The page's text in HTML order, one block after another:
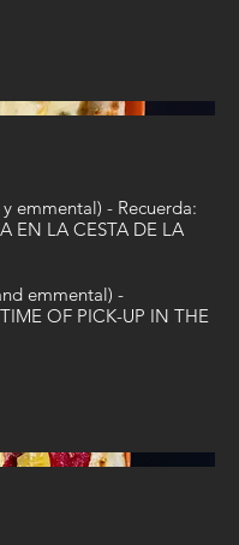
emmental) - Recuerda:
EN LA CESTA DE LA
emmental) -
OF PICK-UP IN THE